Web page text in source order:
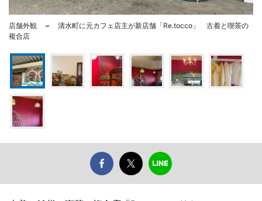
店舗外観 ＝ 清水町に元カフェ店主が新店舗「Re.tocco」 古着と喫茶の
複合店